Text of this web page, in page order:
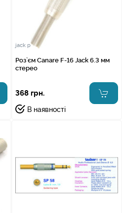
jack роз`єми
Роз`єм Canare F-16 Jack 6.3 мм
стерео
368 грн.
В наявності